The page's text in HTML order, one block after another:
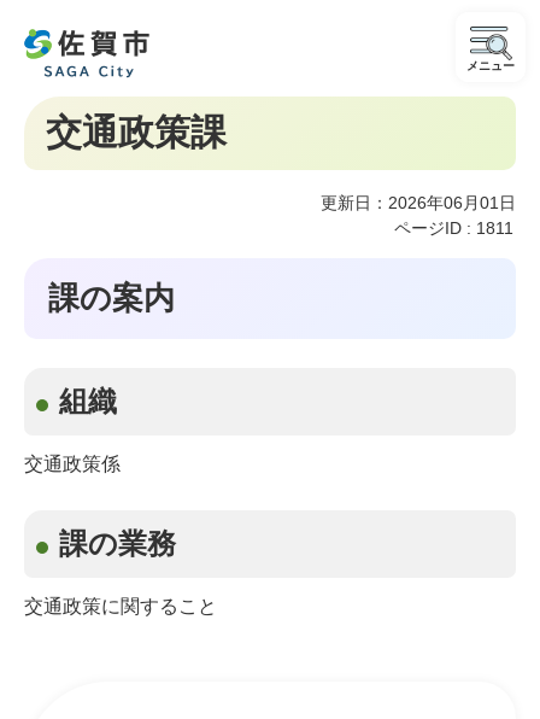
メニュー
交通政策課
更新日：2026年06月01日
ページID : 1811
課の案内
組織
交通政策係
課の業務
交通政策に関すること